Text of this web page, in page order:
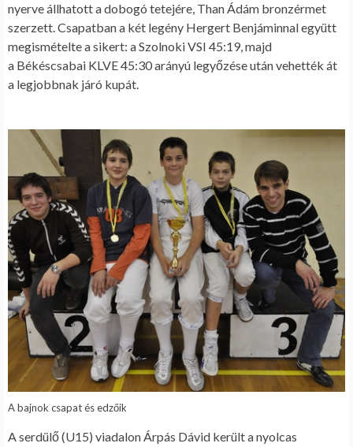
nyerve állhatott a dobogó tetejére, Than Ádám bronzérmet
szerzett. Csapatban a két legény Hergert Benjáminnal együtt
megismételte a sikert: a Szolnoki VSI 45:19, majd
a Békéscsabai KLVE 45:30 arányú legyőzése után vehették át
a legjobbnak járó kupát.
A bajnok csapat és edzőik
A serdülő (U15) viadalon Árpás Dávid került a nyolcas